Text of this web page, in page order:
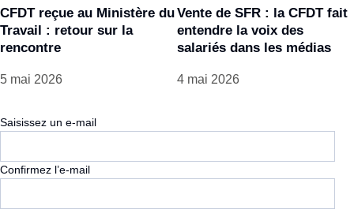
CFDT reçue au Ministère du
Travail : retour sur la
rencontre
5 mai 2026
Vente de SFR : la CFDT fait
entendre la voix des
salariés dans les médias
4 mai 2026
E-
Saisissez un e-mail
Confirmez l’e-mail